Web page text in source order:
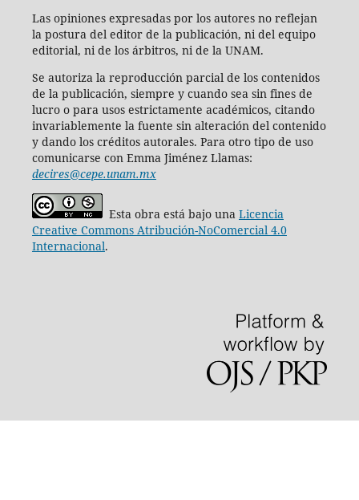
Las opiniones expresadas por los autores no reflejan
la postura del editor de la publicación, ni del equipo
editorial, ni de los árbitros, ni de la UNAM.
Se autoriza la reproducción parcial de los contenidos
de la publicación, siempre y cuando sea sin fines de
lucro o para usos estrictamente académicos, citando
invariablemente la fuente sin alteración del contenido
y dando los créditos autorales. Para otro tipo de uso
comunicarse con Emma Jiménez Llamas:
decires@cepe.unam.mx
Esta obra está bajo una Licencia
Creative Commons Atribución-NoComercial 4.0
Internacional.